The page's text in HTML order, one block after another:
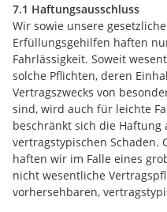
7.1 Haftungsausschluss
Wir sowie unsere
Erfüllungsgehilfen haften
Fahrlässigkeit. Soweit
solche Pflichten, deren
Vertragszwecks von
sind, wird auch für leichte
beschränkt sich die
vertragstypischen Schaden.
haften wir im Falle eines
nicht wesentliche
vorhersehbaren,